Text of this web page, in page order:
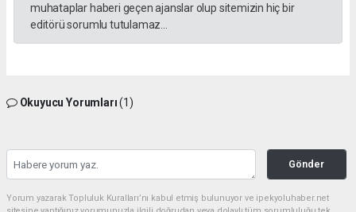
muhataplar haberi geçen ajanslar olup sitemizin hiç bir
editörü sorumlu tutulamaz...
Okuyucu Yorumları(1)
Gönder
Yorum yazarak Topluluk Kuralları’nı kabul etmiş bulunuyor ve ipekyoluhaber.net